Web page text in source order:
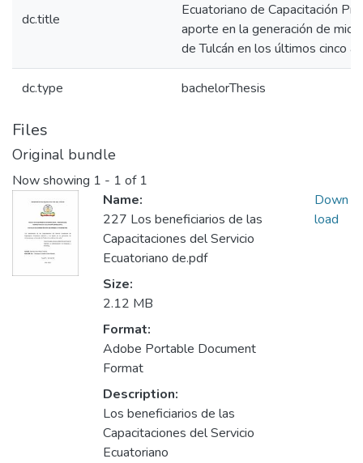
dc.title
Ecuatoriano de Capacitación
aporte en la generación de
de Tulcán en los últimos cinco
dc.type bachelorThesis
Files
Original bundle
Now showing 1 - 1 of 1
Name:
227 Los beneficiarios de las
Capacitaciones del Servicio
Ecuatoriano de.pdf
Size:
2.12 MB
Format:
Adobe Portable Document
Format
Description:
Los beneficiarios de las
Capacitaciones del Servicio
Ecuatoriano
Down
load